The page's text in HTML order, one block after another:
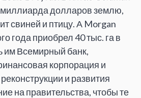
долларов землю,
свиней и птицу. А Morgan
года приобрел 40 тыс. га в
им Всемирный банк,
корпорация и
и развития
на правительства, чтобы те